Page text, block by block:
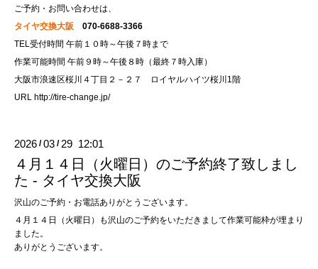
ご予約・お問い合わせは、
タイヤ交換大阪 070-6688-3366
TEL受付時間 午前１０時～午後７時まで
作業可能時間 午前９時～午後８時（最終７時入庫）
大阪市浪速区桜川４丁目２－２７ ロイヤルハイツ桜川1階
URL http://tire-change.jp/
2026 /03 / 29 12:01
４月１４日（火曜日）のご予約終了致しまし
た - タイヤ交換大阪
沢山のご予約・お電話ありがとうございます。
４月１４日（火曜日）も沢山のご予約をいただきまして作業可能枠が埋まり
ました。
ありがとうございます。